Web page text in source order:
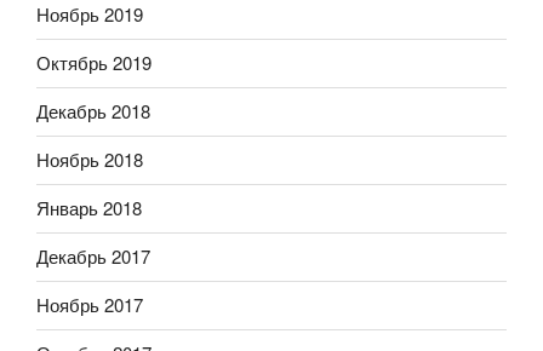
Ноябрь 2019
Октябрь 2019
Декабрь 2018
Ноябрь 2018
Январь 2018
Декабрь 2017
Ноябрь 2017